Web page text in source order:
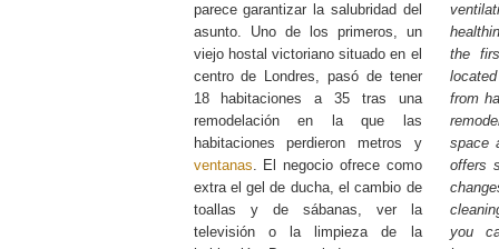
parece garantizar la salubridad del
asunto. Uno de los primeros, un
viejo hostal victoriano situado en el
centro de Londres, pasó de tener
18 habitaciones a 35 tras una
remodelación en la que las
habitaciones perdieron metros y
ventanas. El negocio ofrece como
extra el gel de ducha, el cambio de
toallas y de sábanas, ver la
televisión o la limpieza de la
the
from
space
offers
you